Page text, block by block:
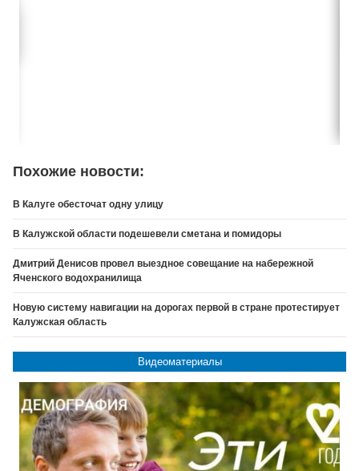
Похожие новости:
В Калуге обесточат одну улицу
В Калужской области подешевели сметана и помидоры
Дмитрий Денисов провел выездное совещание на набережной
Яченского водохранилища
Новую систему навигации на дорогах первой в стране протестирует
Калужская область
Видеоматериалы